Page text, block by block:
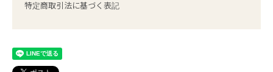
特定商取引法に基づく表記